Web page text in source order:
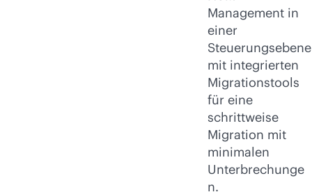
Management in
einer
Steuerungsebene
mit integrierten
Migrationstools
für eine
schrittweise
Migration mit
minimalen
Unterbrechunge
n.